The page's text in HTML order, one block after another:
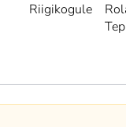
Riigikogule